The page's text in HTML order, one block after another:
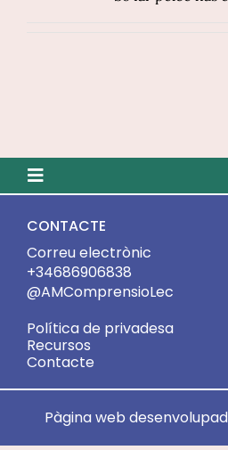
Toggle
Navigation
Inici
CONTACTE
Correu electrònic
+34686906838
@AMComprensioLec
Política de privadesa
Recursos
Contacte
Pàgina web